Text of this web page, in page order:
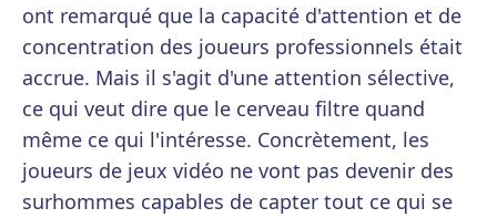
ont remarqué que la capacité d'attention et de
concentration des joueurs professionnels était
accrue. Mais il s'agit d'une attention sélective,
ce qui veut dire que le cerveau filtre quand
même ce qui l'intéresse. Concrètement, les
joueurs de jeux vidéo ne vont pas devenir des
surhommes capables de capter tout ce qui se